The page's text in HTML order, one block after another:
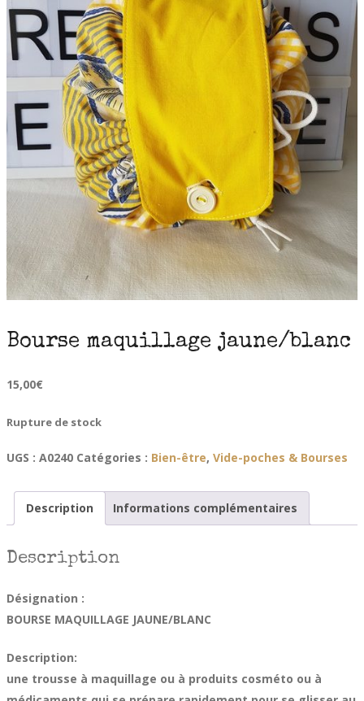
Bourse maquillage jaune/blanc
15,00€
Rupture de stock
UGS : A0240 Catégories : Bien-être, Vide-poches & Bourses
Description Informations complémentaires
Description
Désignation :
BOURSE MAQUILLAGE JAUNE/BLANC
Description:
une trousse à maquillage ou à produits cosméto ou à